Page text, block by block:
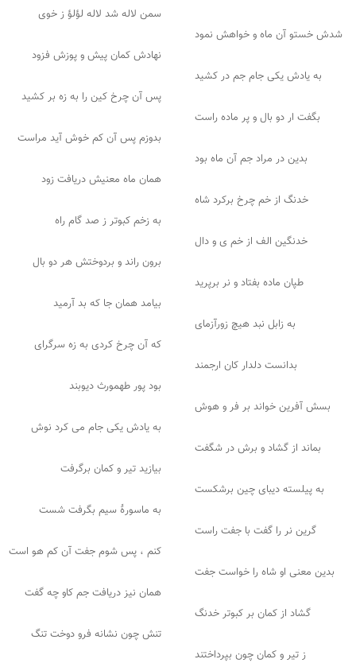
سمن لاله شد لاله لؤلؤ ز خوی
شدش خستو آن ماه و خواهش نمود
نهادش کمان پیش و پوزش فزود
به یادش یکی جام جم در کشید
پس آن چرخ کین را به زه بر کشید
بگفت ار دو بال و پر ماده راست
بدوزم پس آن کم خوش آید مراست
بدین در مراد جم آن ماه بود
همان ماه معنیش دریافت زود
خدنگ از خم چرخ برکرد شاه
به زخم کبوتر ز صد گام راه
خدنگین الف از خم ی و دال
برون راند و بردوختش هر دو بال
طپان ماده بفتاد و نر برپرید
بیامد همان جا که بد آرمید
به زابل نبد هیچ زورآزمای
که آن چرخ کردی به زه سرگرای
بدانست دلدار کان ارجمند
بود پور طهمورث دیوبند
بسش آفرین خواند بر فر و هوش
به یادش یکی جام می کرد نوش
بماند از گشاد و برش در شگفت
بیازید تیر و کمان برگرفت
به پیلسته دیبای چین برشکست
به ماسورهٔ سیم بگرفت شست
گرین نر را گفت با جفت راست
کنم ، پس شوم جفت آن کم هو است
بدین معنی او شاه را خواست جفت
همان نیز دریافت جم کاو چه گفت
گشاد از کمان بر کبوتر خدنگ
تنش چون نشانه فرو دوخت تنگ
ز تیر و کمان چون بپرداختند